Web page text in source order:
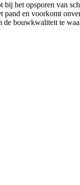
het opsporen van
pand en voorkomt
bouwkwaliteit te